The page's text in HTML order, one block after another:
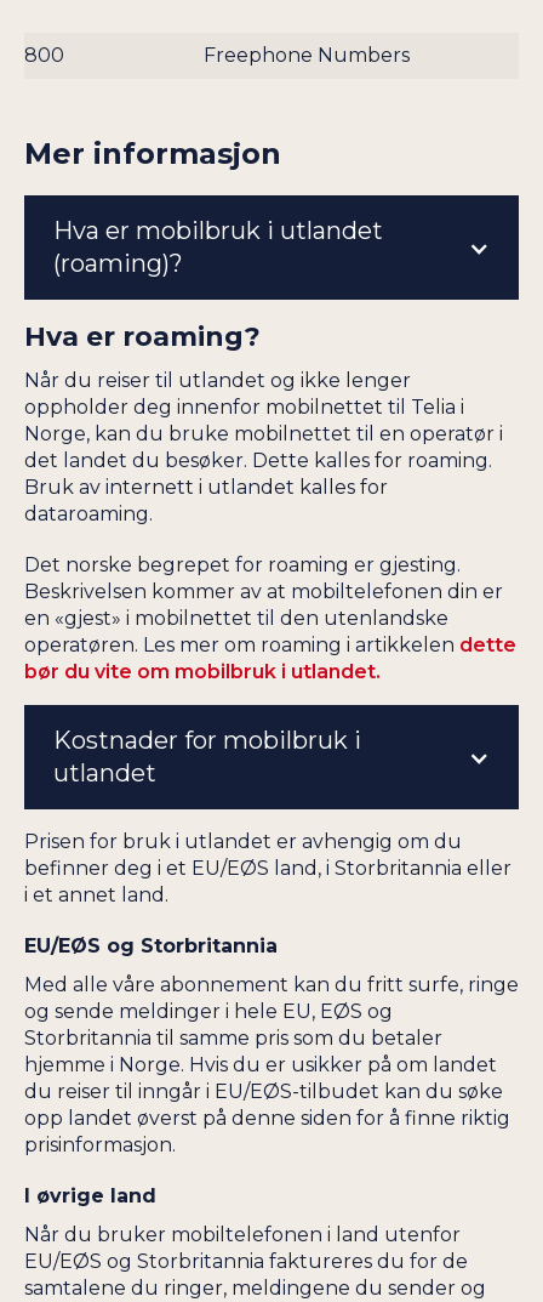
800 Freephone Numbers
Mer informasjon
Hva er mobilbruk i utlandet
(roaming)?
Hva er roaming?
Når du reiser til utlandet og ikke lenger
oppholder deg innenfor mobilnettet til Telia i
Norge, kan du bruke mobilnettet til en operatør i
det landet du besøker. Dette kalles for roaming.
Bruk av internett i utlandet kalles for
dataroaming.
Det norske begrepet for roaming er gjesting.
Beskrivelsen kommer av at mobiltelefonen din er
en «gjest» i mobilnettet til den utenlandske
operatøren. Les mer om roaming i artikkelen dette
bør du vite om mobilbruk i utlandet.
Kostnader for mobilbruk i
utlandet
Prisen for bruk i utlandet er avhengig om du
befinner deg i et EU/EØS land, i Storbritannia eller
i et annet land.
EU/EØS og Storbritannia
Med alle våre abonnement kan du fritt surfe, ringe
og sende meldinger i hele EU, EØS og
Storbritannia til samme pris som du betaler
hjemme i Norge. Hvis du er usikker på om landet
du reiser til inngår i EU/EØS-tilbudet kan du søke
opp landet øverst på denne siden for å finne riktig
prisinformasjon.
I øvrige land
Når du bruker mobiltelefonen i land utenfor
EU/EØS og Storbritannia faktureres du for de
samtalene du ringer, meldingene du sender og